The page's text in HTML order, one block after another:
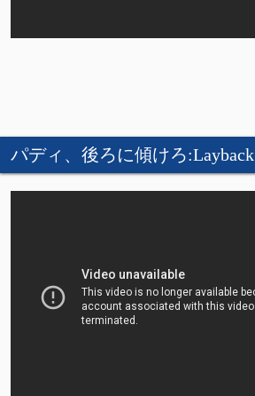
パディ、後ろに傾けろ:Layback